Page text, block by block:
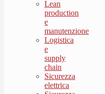
Lean
production
e
manutenzione
Logistica
e
supply
chain
Sicurezza
elettrica